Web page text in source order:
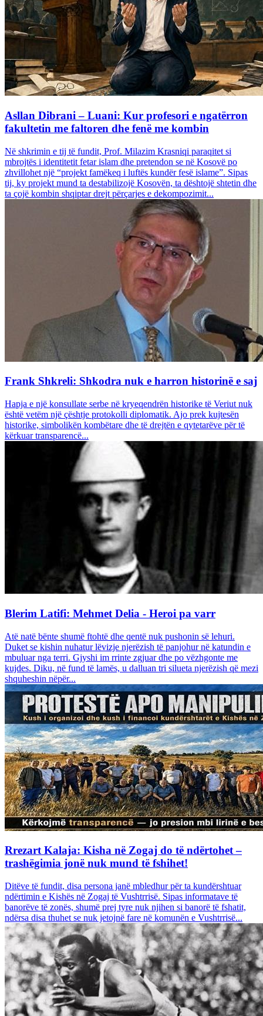
Asllan Dibrani – Luani: Kur profesori e ngatërron
fakultetin me faltoren dhe fenë me kombin
Në shkrimin e tij të fundit, Prof. Milazim Krasniqi paraqitet si
mbrojtës i identitetit fetar islam dhe pretendon se në Kosovë po
zhvillohet një “projekt famëkeq i luftës kundër fesë islame”. Sipas
tij, ky projekt mund ta destabilizojë Kosovën, ta dështojë shtetin dhe
ta çojë kombin shqiptar drejt përçarjes e dekompozimit...
Frank Shkreli: Shkodra nuk e harron historinë e saj
Hapja e një konsullate serbe në kryeqendrën historike të Veriut nuk
është vetëm një çështje protokolli diplomatik. Ajo prek kujtesën
historike, simbolikën kombëtare dhe të drejtën e qytetarëve për të
kërkuar transparencë...
Blerim Latifi: Mehmet Delia - Heroi pa varr
Atë natë bënte shumë ftohtë dhe qentë nuk pushonin së lehuri.
Duket se kishin nuhatur lëvizje njerëzish të panjohur në katundin e
mbuluar nga terri. Gjyshi im rrinte zgjuar dhe po vëzhgonte me
kujdes. Diku, në fund të lamës, u dalluan tri silueta njerëzish që mezi
shquheshin nëpër...
Rrezart Kalaja: Kisha në Zogaj do të ndërtohet –
trashëgimia jonë nuk mund të fshihet!
Ditëve të fundit, disa persona janë mbledhur për ta kundërshtuar
ndërtimin e Kishës në Zogaj të Vushtrrisë. Sipas informatave të
banorëve të zonës, shumë prej tyre nuk njihen si banorë të fshatit,
ndërsa disa thuhet se nuk jetojnë fare në komunën e Vushtrrisë...